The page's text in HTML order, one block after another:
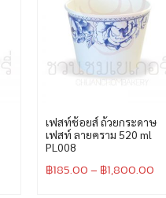
เฟสท์ช้อยส์ ถ้วยกระดาษ
เฟสท์ ลายคราม 520 ml
PL008
฿185.00– ฿1,800.00